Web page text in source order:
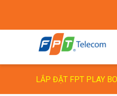
LẮP ĐẶT FPT PLAY